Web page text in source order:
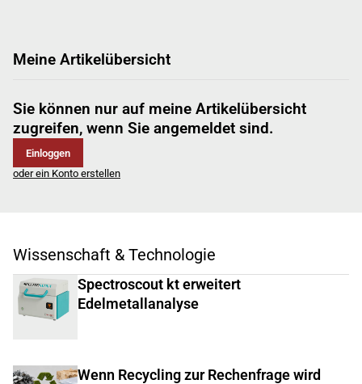
Meine Artikelübersicht
Sie können nur auf meine Artikelübersicht
zugreifen, wenn Sie angemeldet sind.
Einloggen
oder ein Konto erstellen
Wissenschaft & Technologie
Spectroscout kt erweitert
Edelmetallanalyse
Wenn Recycling zur Rechenfrage wird